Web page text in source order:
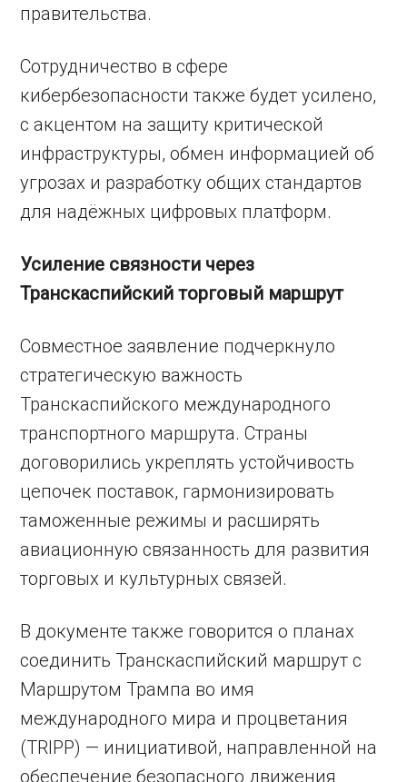
правительства.
Сотрудничество в сфере
кибербезопасности также будет усилено,
с акцентом на защиту критической
инфраструктуры, обмен информацией об
угрозах и разработку общих стандартов
для надёжных цифровых платформ.
Усиление связности через
Транскаспийский торговый маршрут
Совместное заявление подчеркнуло
стратегическую важность
Транскаспийского международного
транспортного маршрута. Страны
договорились укреплять устойчивость
цепочек поставок, гармонизировать
таможенные режимы и расширять
авиационную связанность для развития
торговых и культурных связей.
В документе также говорится о планах
соединить Транскаспийский маршрут с
Маршрутом Трампа во имя
международного мира и процветания
(TRIPP) — инициативой, направленной на
обеспечение безопасного движения